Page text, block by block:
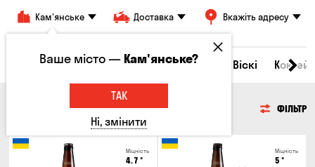
Кам'янське Доставка Вкажіть адресу
Всі товари Пиво Сидр Вино Віскі
ФІЛЬТР
Міцність
4.7 °
Міцність
5 °
Ваше місто —Кам'янське?
ТАК
Ні, змінити